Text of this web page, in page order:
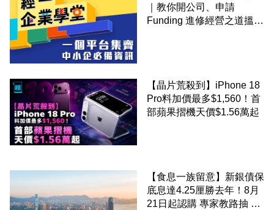
｜教你開公司、申請
Funding 進修經營之道搵大
【晶片荒殺到】iPhone 18
Pro料加價最多$1,560！首
部蘋果摺機天價$1.56萬起
【食息一族留意】新銀債保
底息達4.25厘勝去年！8月
21日起認購 專家教路抽 20